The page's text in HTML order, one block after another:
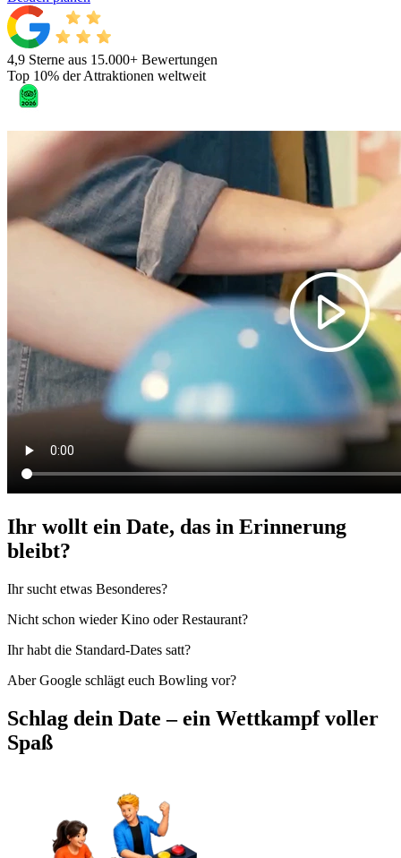
4,9 Sterne aus 15.000+ Bewertungen
Top 10% der Attraktionen weltweit
Ihr wollt ein Date, das in Erinnerung
bleibt?
Ihr sucht etwas Besonderes?
Nicht schon wieder Kino oder Restaurant?
Ihr habt die Standard-Dates satt?
Aber Google schlägt euch Bowling vor?
Schlag dein Date – ein Wettkampf voller
Spaß